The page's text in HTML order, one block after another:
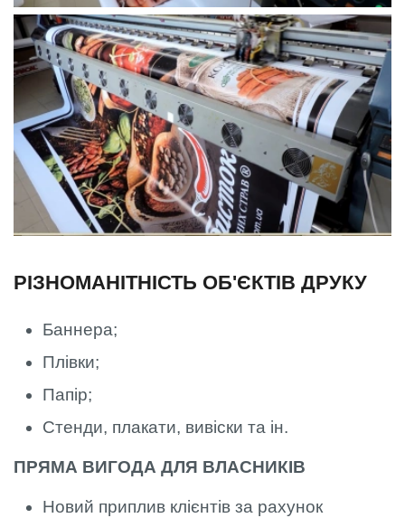
РІЗНОМАНІТНІСТЬ ОБ'ЄКТІВ ДРУКУ
Баннера;
Плівки;
Папір;
Стенди, плакати, вивіски та ін.
ПРЯМА ВИГОДА ДЛЯ ВЛАСНИКІВ
Новий приплив клієнтів за рахунок